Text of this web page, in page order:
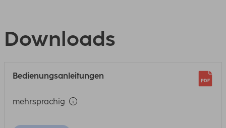
Downloads
Bedienungsanleitungen
mehrsprachig